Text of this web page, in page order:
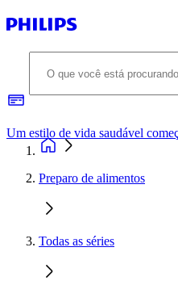
Preparo de alimentos
Todas as séries